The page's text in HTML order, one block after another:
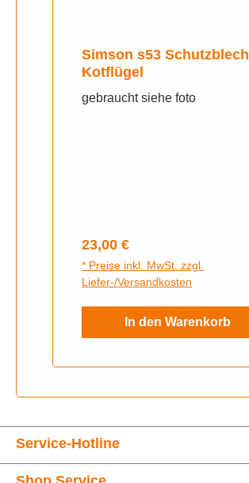
Simson s53 Schutzblech
Kotflügel
gebraucht siehe foto
Regulärer Preis:
23,00 €
* Preise inkl. MwSt. zzgl.
Liefer-/Versandkosten
In den Warenkorb
Service-Hotline